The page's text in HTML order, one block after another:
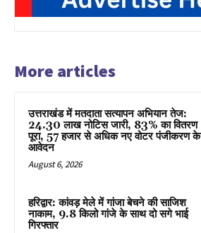
More articles
उत्तराखंड में मतदाता सत्यापन अभियान तेज:
24.30 लाख नोटिस जारी, 83% का वितरण
पूरा, 57 हजार से अधिक नए वोटर पंजीकरण के
आवेदन
August 6, 2026
हरिद्वार: कांवड़ मेले में गांजा बेचने की साजिश
नाकाम, 9.8 किलो गांजे के साथ दो सगे भाई
गिरफ्तार